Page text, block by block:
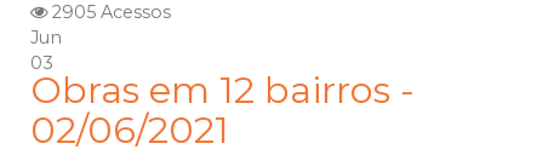
2905 Acessos
Jun
03
Obras em 12 bairros -
02/06/2021